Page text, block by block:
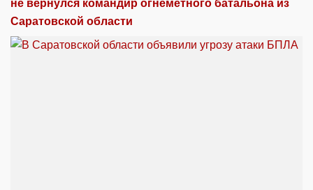
не вернулся командир огнеметного батальона из
Саратовской области